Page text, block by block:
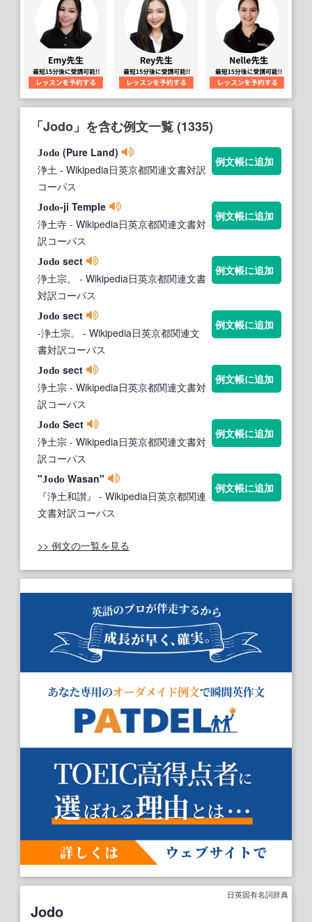
「Jodo」を含む例文一覧 (1335)
Jodo (Pure Land)
浄土 - Wikipedia日英京都関連文書対訳
コーパス
例文帳に追加
Jodo-ji Temple
浄土寺 - Wikipedia日英京都関連文書対
訳コーパス
例文帳に追加
Jodo sect
浄土宗。
- Wikipedia日英京都関連文書
対訳コーパス
例文帳に追加
Jodo sect
-浄土宗。
- Wikipedia日英京都関連文
書対訳コーパス
例文帳に追加
Jodo sect
浄土宗 - Wikipedia日英京都関連文書対
訳コーパス
例文帳に追加
Jodo Sect
浄土宗 - Wikipedia日英京都関連文書対
訳コーパス
例文帳に追加
"Jodo Wasan"
『浄土和讃』 - Wikipedia日英京都関連
文書対訳コーパス
例文帳に追加
>> 例文の一覧を見る
日英固有名詞辞典
Jodo